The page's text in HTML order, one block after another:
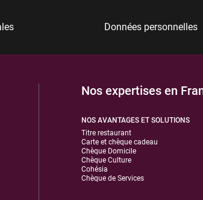
Données personnelles
Nos expertises en
NOS AVANTAGES ET SOLUTIONS
Titre restaurant
Carte et chèque cadeau
Chèque Domicile
Chèque Culture
Cohésia
Chèque de Services